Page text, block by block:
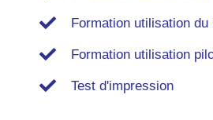
Formation utilisation du
Formation utilisation
Test d'impression